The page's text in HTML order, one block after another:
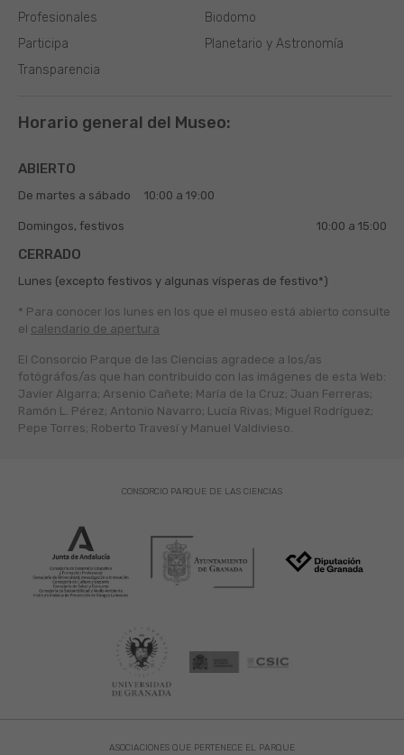
Biodomo
Planetario y Astronomía
Profesionales
Participa
Transparencia
Horario general del Museo:
ABIERTO
De martes a sábado 10:00 a 19:00
Domingos, festivos 10:00 a 15:00
CERRADO
Lunes (excepto festivos y algunas vísperas de festivo*)
* Para conocer los lunes en los que el museo está abierto consulte
el calendario de apertura
El Consorcio Parque de las Ciencias agradece a los/as
fotógráfos/as que han contribuido con las imágenes de esta Web:
Javier Algarra; Arsenio Cañete; María de la Cruz; Juan Ferreras;
Ramón L. Pérez; Antonio Navarro; Lucía Rivas; Miguel Rodríguez;
Pepe Torres; Roberto Travesí y Manuel Valdivieso.
ASOCIACIONES QUE PERTENECE EL PARQUE
CONSORCIO PARQUE DE LAS CIENCIAS